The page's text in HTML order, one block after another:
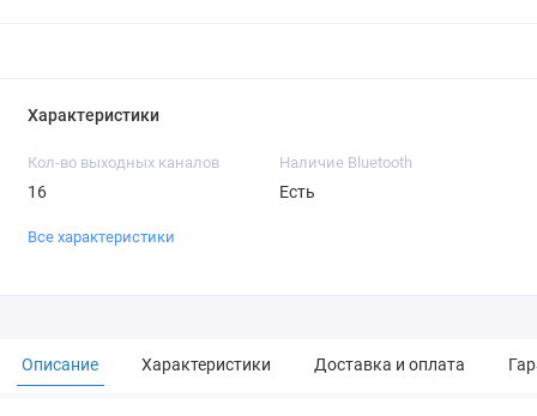
Характеристики
Кол-во выходных каналов
16
Наличие Bluetooth
Есть
Все характеристики
Описание Характеристики Доставка и оплата